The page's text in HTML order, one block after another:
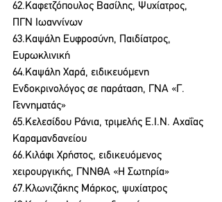
62.Καφετζόπουλος Βασίλης, Ψυχίατρος,
ΠΓΝ Ιωαννίνων
63.Καψάλη Ευφροσύνη, Παιδίατρος,
Ευρωκλινική
64.Καψάλη Χαρά, ειδικευόμενη
Ενδοκρινολόγος σε παράταση, ΓΝΑ «Γ.
Γεννηματάς»
65.Κελεσίδου Ράνια, τριμελής Ε.Ι.Ν. Αχαΐας
Καραμανδανείου
66.Κιλάφι Χρήστος, ειδικευόμενος
χειρουργικής, ΓΝΝΘΑ «Η Σωτηρία»
67.Κλωνιζάκης Μάρκος, ψυχίατρος